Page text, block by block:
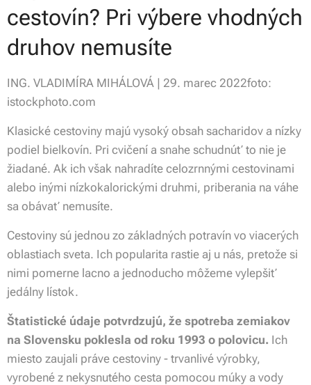
cestovín? Pri výbere vhodných
druhov nemusíte
ING. VLADIMÍRA MIHÁLOVÁ | 29. marec 2022foto:
istockphoto.com
Klasické cestoviny majú vysoký obsah sacharidov a nízky
podiel bielkovín. Pri cvičení a snahe schudnúť to nie je
žiadané. Ak ich však nahradíte celozrnnými cestovinami
alebo inými nízkokalorickými druhmi, priberania na váhe
sa obávať nemusíte.
Cestoviny sú jednou zo základných potravín vo viacerých
oblastiach sveta. Ich popularita rastie aj u nás, pretože si
nimi pomerne lacno a jednoducho môžeme vylepšiť
jedálny lístok.
Štatistické údaje potvrdzujú, že spotreba zemiakov
na Slovensku poklesla od roku 1993 o polovicu. Ich
miesto zaujali práve cestoviny - trvanlivé výrobky,
vyrobené z nekysnutého cesta pomocou múky a vody